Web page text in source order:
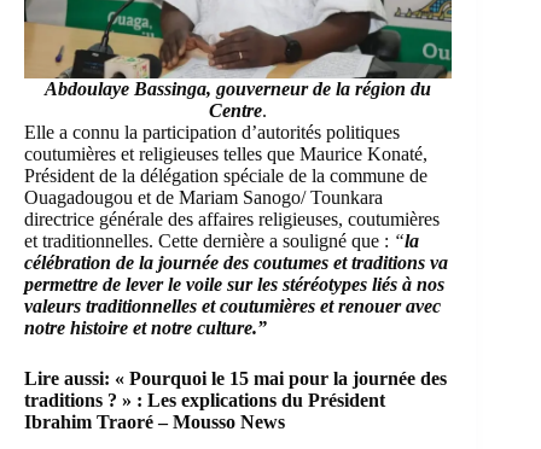
Abdoulaye Bassinga, gouverneur de la région du
Centre.
Elle a connu la participation d’autorités politiques
coutumières et religieuses telles que Maurice Konaté,
Président de la délégation spéciale de la commune de
Ouagadougou et de Mariam Sanogo/ Tounkara
directrice générale des affaires religieuses, coutumières
et traditionnelles. Cette dernière a souligné que : “la
célébration de la journée des coutumes et traditions va
permettre de lever le voile sur les stéréotypes liés à nos
valeurs traditionnelles et coutumières et renouer avec
notre histoire et notre culture.”
Lire aussi: « Pourquoi le 15 mai pour la journée des
traditions ? » : Les explications du Président
Ibrahim Traoré – Mousso News